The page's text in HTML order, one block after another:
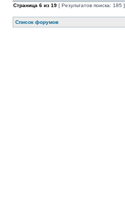
Страница 6 из 19 [ Результатов поиска: 185 ]
Список форумов